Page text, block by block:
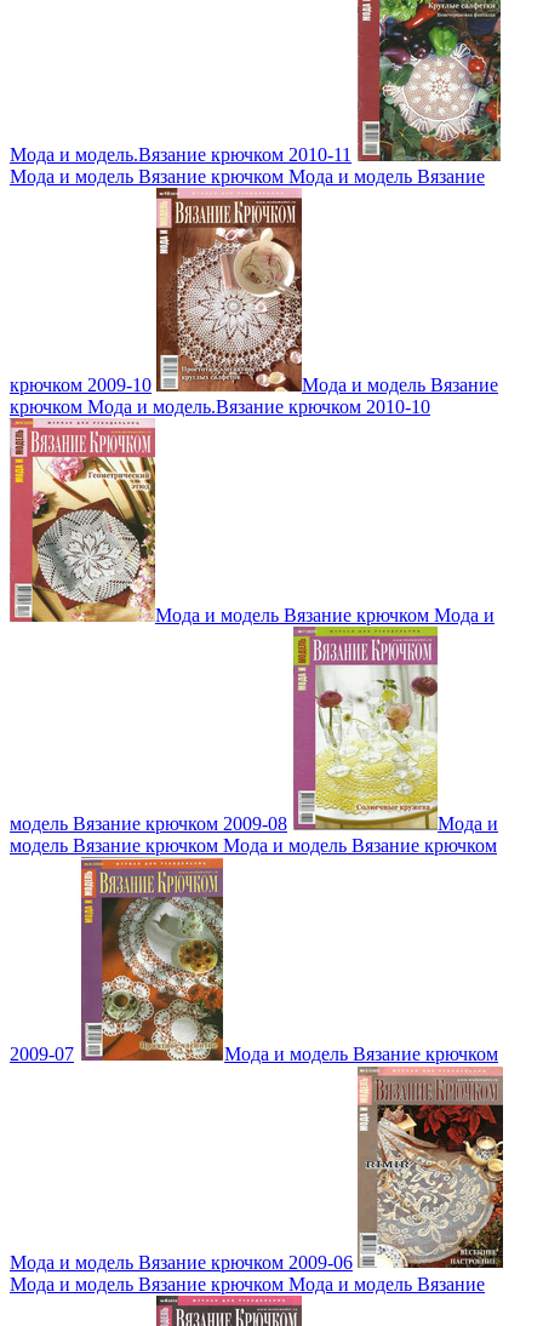
Мода и модель.Вязание крючком 2010-11
Мода и модель Вязание крючком Мода и модель Вязание
крючком 2009-10
Мода и модель Вязание
крючком Мода и модель.Вязание крючком 2010-10
Мода и модель Вязание крючком Мода и
модель Вязание крючком 2009-08
Мода и
модель Вязание крючком Мода и модель Вязание крючком
2009-07 Мода и модель Вязание крючком
Мода и модель Вязание крючком 2009-06
Мода и модель Вязание крючком Мода и модель Вязание